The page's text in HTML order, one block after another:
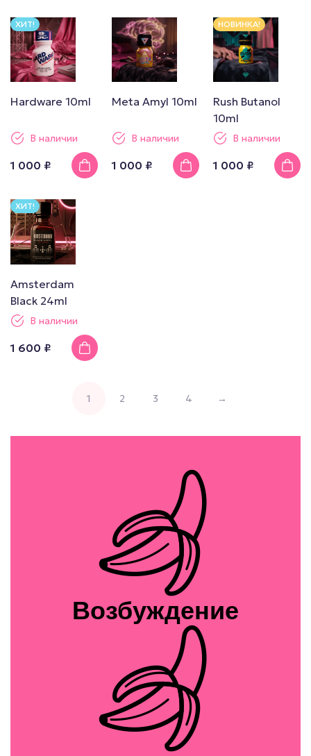
ХИТ!
Hardware 10ml
В наличии
1 000 ₽
Meta Amyl 10ml
В наличии
1 000 ₽
НОВИНКА!
Rush Butanol
10ml
В наличии
1 000 ₽
ХИТ!
Amsterdam
Black 24ml
В наличии
1 600 ₽
1 2 3 4 →
Возбуждение